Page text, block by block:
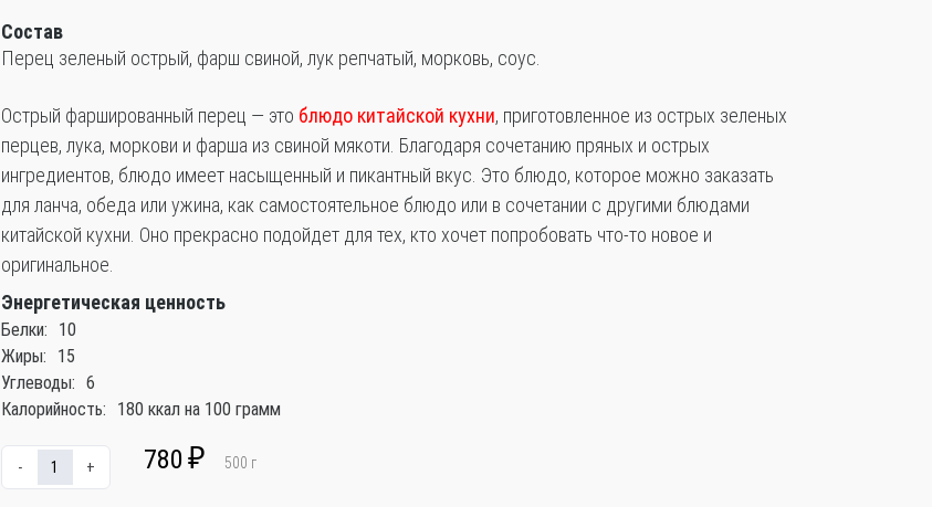
Состав
Перец зеленый острый, фарш свиной, лук репчатый, морковь, соус.
Острый фаршированный перец — это блюдо китайской кухни, приготовленное из острых зеленых
перцев, лука, моркови и фарша из свиной мякоти. Благодаря сочетанию пряных и острых
ингредиентов, блюдо имеет насыщенный и пикантный вкус. Это блюдо, которое можно заказать
для ланча, обеда или ужина, как самостоятельное блюдо или в сочетании с другими блюдами
китайской кухни. Оно прекрасно подойдет для тех, кто хочет попробовать что-то новое и
оригинальное.
Энергетическая ценность
Белки:
10
Жиры:
15
Углеводы: 6
Калорийность:
180 ккал на 100 грамм
- + 780 ₽ 500 г